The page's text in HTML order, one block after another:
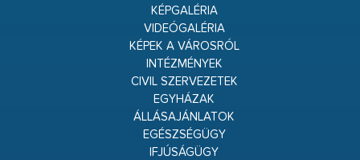
KÉPGALÉRIA
VIDEÓGALÉRIA
KÉPEK A VÁROSRÓL
INTÉZMÉNYEK
CIVIL SZERVEZETEK
EGYHÁZAK
ÁLLÁSAJÁNLATOK
EGÉSZSÉGÜGY
IFJÚSÁGÜGY